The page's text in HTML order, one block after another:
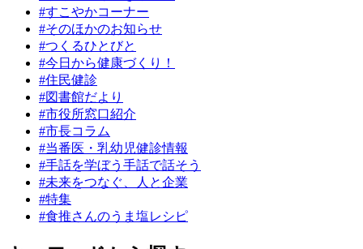
#すこやかコーナー
#そのほかのお知らせ
#つくるひとびと
#今日から健康づくり！
#住民健診
#図書館だより
#市役所窓口紹介
#市長コラム
#当番医・乳幼児健診情報
#手話を学ぼう手話で話そう
#未来をつなぐ、人と企業
#特集
#食推さんのうま塩レシピ